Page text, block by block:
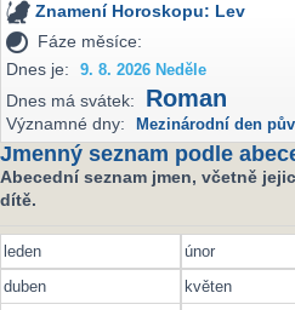
Znamení Horoskopu: Lev
Fáze měsíce:
Dnes je:
9. 8. 2026 Neděle
Dnes má svátek: Roman
Významné dny: Mezinárodní den
Jmenný seznam podle
Abecední seznam jmen, včetně
dítě.
leden únor
duben
květen